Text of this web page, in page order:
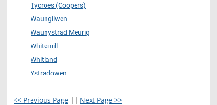
Tycroes (Coopers)
Waungilwen
Waunystrad Meurig
Whitemill
Whitland
Ystradowen
<< Previous Page || Next Page >>